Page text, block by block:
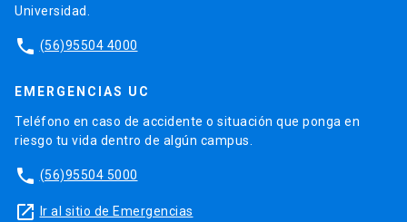
Universidad.
phone (56)95504 4000
EMERGENCIAS UC
Teléfono en caso de accidente o situación que ponga en
riesgo tu vida dentro de algún campus.
phone (56)95504 5000
launch Ir al sitio de Emergencias